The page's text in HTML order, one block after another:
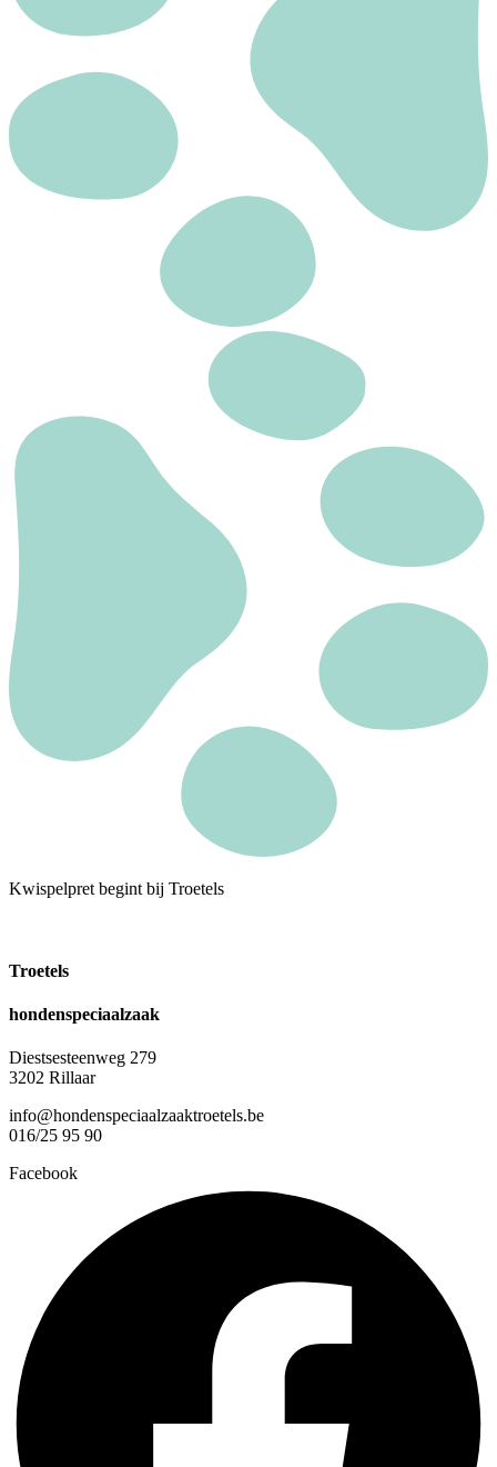
Kwispelpret begint bij Troetels
Troetels
hondenspeciaalzaak
Diestsesteenweg 279
3202 Rillaar
info@hondenspeciaalzaaktroetels.be
016/25 95 90
Facebook